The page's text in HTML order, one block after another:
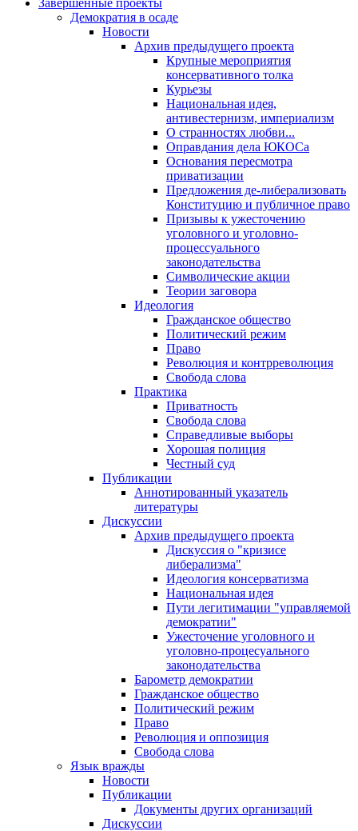
Завершенные проекты
Демократия в осаде
Новости
Архив предыдущего проекта
Крупные мероприятия
консервативного толка
Курьезы
Национальная идея,
антивестернизм, империализм
О странностях любви...
Оправдания дела ЮКОСа
Основания пересмотра
приватизации
Предложения де-либерализовать
Конституцию и публичное право
Призывы к ужесточению
уголовного и уголовно-
процессуального
законодательства
Символические акции
Теории заговора
Идеология
Гражданское общество
Политический режим
Право
Революция и контрреволюция
Свобода слова
Практика
Приватность
Свобода слова
Справедливые выборы
Хорошая полиция
Честный суд
Публикации
Аннотированный указатель
литературы
Дискуссии
Архив предыдущего проекта
Дискуссия о "кризисе
либерализма"
Идеология консерватизма
Национальная идея
Пути легитимации "управляемой
демократии"
Ужесточение уголовного и
уголовно-процесуального
законодательства
Барометр демократии
Гражданское общество
Политический режим
Право
Революция и оппозиция
Свобода слова
Язык вражды
Новости
Публикации
Документы других организаций
Дискуссии